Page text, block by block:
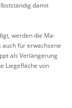
damit
wer­den die Ma­
für er­wach­se­ne
als Ver­län­ge­rung
Lie­ge­flä­che von